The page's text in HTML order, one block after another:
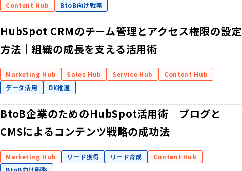
Content Hub
BtoB向け戦略
HubSpot CRMのチーム管理とアクセス権限の設定
方法｜組織の成長を支える活用術
Marketing Hub Sales Hub Service Hub
Content Hub
データ活用
DX推進
BtoB企業のためのHubSpot活用術｜ブログと
CMSによるコンテンツ戦略の成功法
Marketing Hub リード獲得 リード育成
Content Hub